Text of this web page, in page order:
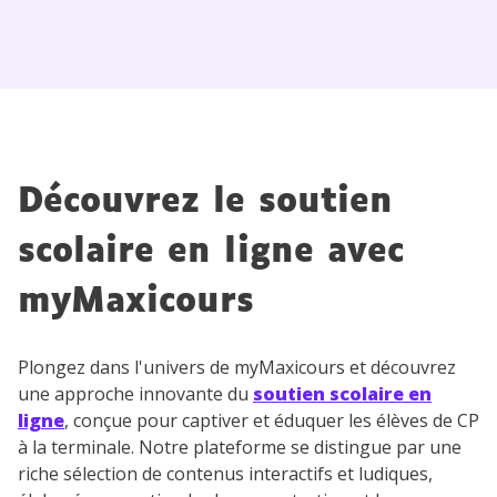
Découvrez le soutien
scolaire en ligne avec
myMaxicours
Plongez dans l'univers de myMaxicours et découvrez
une approche innovante du soutien scolaire en
ligne, conçue pour captiver et éduquer les élèves de CP
à la terminale. Notre plateforme se distingue par une
riche sélection de contenus interactifs et ludiques,
en savoir plus sur la gestion de vos données
personnelles et pour exercer vos droits, vous pouvez